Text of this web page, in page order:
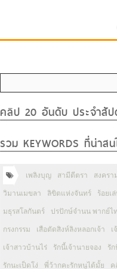
คลิป 20 อันดับ ประจำสัป
รวม KEYWORDS ที่น่าสน
เพลิงบุญ สามีตีตรา สงครา
วิมานเมขลา ลิขิตแห่งจันทร์ ร้อยเ
มธุรสโลกันตร์ ปรปักษ์จำนน พากย์ไ
กรงกรรม เสือตัดสิงห์ลิงหลอกเจ้า เ
เจ้าสาวบ้านไร่ รักนี้เจ้านายจอง รั
รักนะเป็ดโง่ พี่ว้ากคะรักหนูได้มั้ย ค